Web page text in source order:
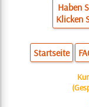
Haben
Klicken
Startseite